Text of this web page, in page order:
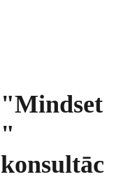
"Mindset
"
konsultāc